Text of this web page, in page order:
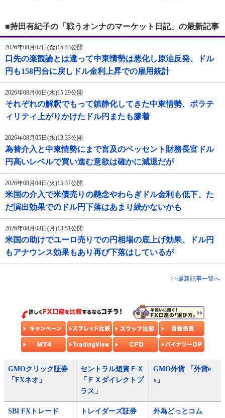
■持田有紀子の「戦うオンナのマーケット日記」の最新記事
2026年08月07日(金)15:43公開
口先の楽観論とは違って中東情勢は悪化し原油反発、ドル
円も158円台に戻しドル金利上昇での雇用統計
2026年08月06日(木)15:29公開
それぞれの解釈でもって鎮静化してきた中東情勢、ボラテ
ィリティ上がりかけたドル円またも膠着
2026年08月05日(水)13:33公開
為替介入と中東情勢にまで言及のベッセント財務長官ドル
円高いレベルで買い進む意欲は確かに減退だが
2026年08月04日(火)15:37公開
米国の介入で米債売りの懸念やわらぎドル金利も低下、た
だ演出効果でのドル円下落はあまり続かないかも
2026年08月03日(月)13:51公開
米国の助けでユーロ売りでの円相場の底上げ効果、ドル円
もアナウンス効果もあり再び下落はしているが
>>最新記事一覧へ
GMOクリック証券
「FXネオ」
セントラル短資ＦＸ
「ＦＸダイレクトプ
ラス」
GMO外貨 「外貨e
x」
SBI FXトレード
トレイダーズ証券
外為どっとコム